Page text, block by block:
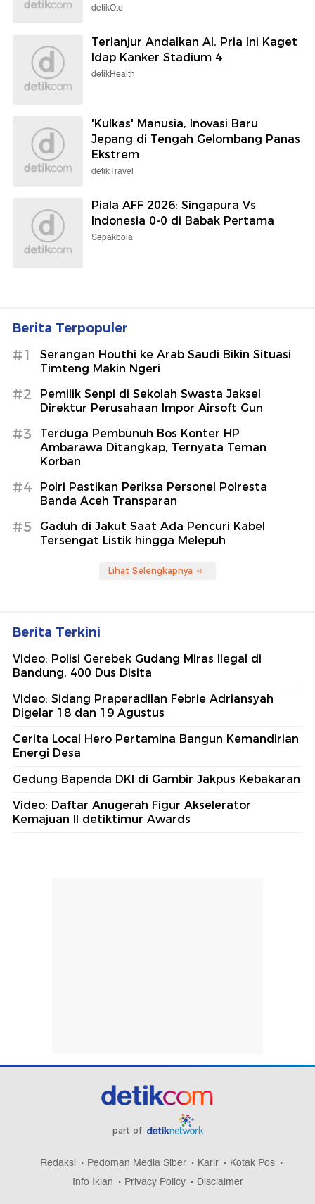
detikOto
Terlanjur Andalkan AI, Pria Ini Kaget
Idap Kanker Stadium 4
detikHealth
'Kulkas' Manusia, Inovasi Baru
Jepang di Tengah Gelombang Panas
Ekstrem
detikTravel
Piala AFF 2026: Singapura Vs
Indonesia 0-0 di Babak Pertama
Sepakbola
Berita Terpopuler
#1
Serangan Houthi ke Arab Saudi Bikin Situasi
Timteng Makin Ngeri
#2
Pemilik Senpi di Sekolah Swasta Jaksel
Direktur Perusahaan Impor Airsoft Gun
#3
Terduga Pembunuh Bos Konter HP
Ambarawa Ditangkap, Ternyata Teman
Korban
#4
Polri Pastikan Periksa Personel Polresta
Banda Aceh Transparan
#5
Gaduh di Jakut Saat Ada Pencuri Kabel
Tersengat Listik hingga Melepuh
Lihat Selengkapnya
Berita Terkini
Video: Polisi Gerebek Gudang Miras Ilegal di
Bandung, 400 Dus Disita
Video: Sidang Praperadilan Febrie Adriansyah
Digelar 18 dan 19 Agustus
Cerita Local Hero Pertamina Bangun Kemandirian
Energi Desa
Gedung Bapenda DKI di Gambir Jakpus Kebakaran
Video: Daftar Anugerah Figur Akselerator
Kemajuan II detiktimur Awards
part of
Redaksi Pedoman Media Siber Karir
Kotak Pos
Info Iklan
Privacy Policy Disclaimer